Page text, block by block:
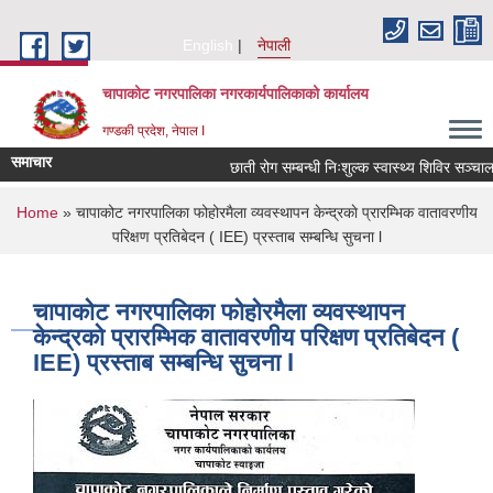
English
नेपाली
चापाकोट नगरपालिका नगरकार्यपालिकाको कार्यालय
गण्डकी प्रदेश, नेपाल I
समाचार छाती रोग सम्बन्धी निःशुल्क स्वास्थ्य शिविर सञ्चालन
You are here
Home» चापाकोट नगरपालिका फोहोरमैला व्यवस्थापन केन्द्रकाे प्रारम्भिक वातावरणीय
परिक्षण प्रतिबेदन ( IEE) प्रस्ताब सम्बन्धि सुचना l
चापाकोट नगरपालिका फोहोरमैला व्यवस्थापन
केन्द्रकाे प्रारम्भिक वातावरणीय परिक्षण प्रतिबेदन (
IEE) प्रस्ताब सम्बन्धि सुचना l